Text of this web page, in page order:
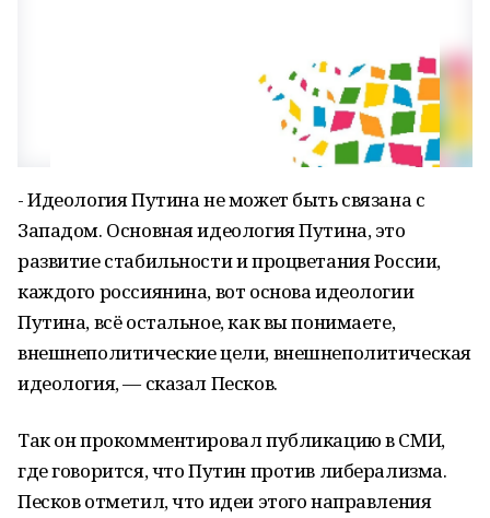
- Идеология Путина не может быть связана с
Западом. Основная идеология Путина, это
развитие стабильности и процветания России,
каждого россиянина, вот основа идеологии
Путина, всё остальное, как вы понимаете,
внешнеполитические цели, внешнеполитическая
идеология, — сказал Песков.
Так он прокомментировал публикацию в СМИ,
где говорится, что Путин против либерализма.
Песков отметил, что идеи этого направления